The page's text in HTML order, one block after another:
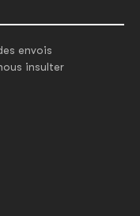
envois
insulter